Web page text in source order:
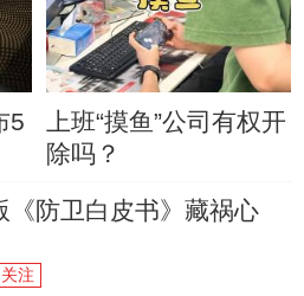
5
上班“摸鱼”公司有权开
除吗？
《防卫白皮书》藏祸心
注